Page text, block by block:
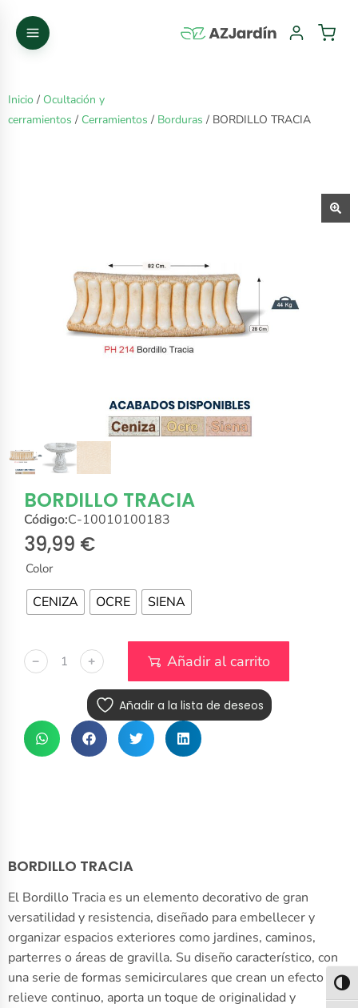
Inicio / Ocultación y
cerramientos / Cerramientos / Borduras / BORDILLO TRACIA
BORDILLO TRACIA
Código:C-10010100183
39,99 €
Color
CENIZA OCRE SIENA
﹣ ﹢ Añadir al carrito
Añadir a la lista de deseos
BORDILLO TRACIA
El Bordillo Tracia es un elemento decorativo de gran
versatilidad y resistencia, diseñado para embellecer y
organizar espacios exteriores como jardines, caminos,
parterres o áreas de gravilla. Su diseño característico, con
una serie de formas semicirculares que crean un efecto de
relieve continuo, aporta un toque de originalidad y